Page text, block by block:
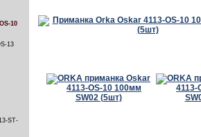
10
13
ST-